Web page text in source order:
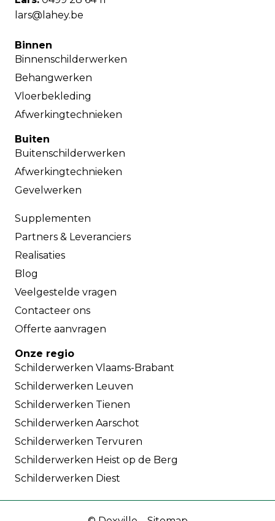
lars@lahey.be
Binnen
Binnenschilderwerken
Behangwerken
Vloerbekleding
Afwerkingtechnieken
Buiten
Buitenschilderwerken
Afwerkingtechnieken
Gevelwerken
Supplementen
Partners & Leveranciers
Realisaties
Blog
Veelgestelde vragen
Contacteer ons
Offerte aanvragen
Onze regio
Schilderwerken Vlaams-Brabant
Schilderwerken Leuven
Schilderwerken Tienen
Schilderwerken Aarschot
Schilderwerken Tervuren
Schilderwerken Heist op de Berg
Schilderwerken Diest